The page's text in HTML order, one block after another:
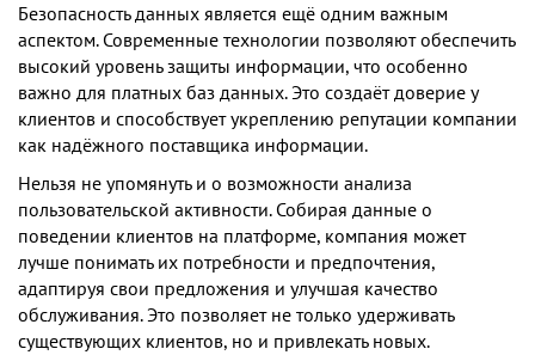
Безопасность данных является ещё одним важным
аспектом. Современные технологии позволяют обеспечить
высокий уровень защиты информации, что особенно
важно для платных баз данных. Это создаёт доверие у
клиентов и способствует укреплению репутации компании
как надёжного поставщика информации.
Нельзя не упомянуть и о возможности анализа
пользовательской активности. Собирая данные о
поведении клиентов на платформе, компания может
лучше понимать их потребности и предпочтения,
адаптируя свои предложения и улучшая качество
обслуживания. Это позволяет не только удерживать
существующих клиентов, но и привлекать новых.